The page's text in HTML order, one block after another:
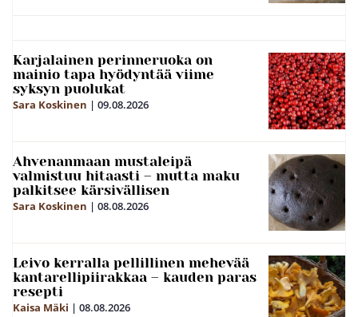
Karjalainen perinneruoka on
mainio tapa hyödyntää viime
syksyn puolukat
Sara Koskinen | 09.08.2026
Ahvenanmaan mustaleipä
valmistuu hitaasti – mutta maku
palkitsee kärsivällisen
Sara Koskinen | 08.08.2026
Leivo kerralla pellillinen mehevää
kantarellipiirakkaa – kauden paras
resepti
Kaisa Mäki | 08.08.2026